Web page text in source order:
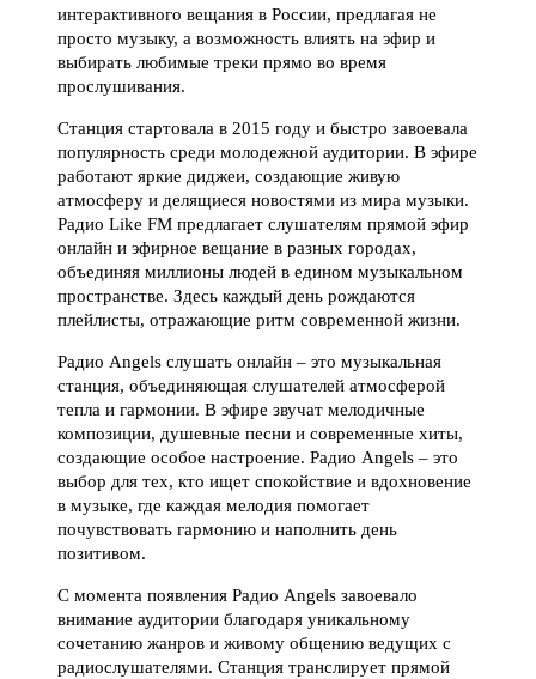
интерактивного вещания в России, предлагая не
просто музыку, а возможность влиять на эфир и
выбирать любимые треки прямо во время
прослушивания.
Станция стартовала в 2015 году и быстро завоевала
популярность среди молодежной аудитории. В эфире
работают яркие диджеи, создающие живую
атмосферу и делящиеся новостями из мира музыки.
Радио Like FM предлагает слушателям прямой эфир
онлайн и эфирное вещание в разных городах,
объединяя миллионы людей в едином музыкальном
пространстве. Здесь каждый день рождаются
плейлисты, отражающие ритм современной жизни.
Радио Angels слушать онлайн – это музыкальная
станция, объединяющая слушателей атмосферой
тепла и гармонии. В эфире звучат мелодичные
композиции, душевные песни и современные хиты,
создающие особое настроение. Радио Angels – это
выбор для тех, кто ищет спокойствие и вдохновение
в музыке, где каждая мелодия помогает
почувствовать гармонию и наполнить день
позитивом.
С момента появления Радио Angels завоевало
внимание аудитории благодаря уникальному
сочетанию жанров и живому общению ведущих с
радиослушателями. Станция транслирует прямой